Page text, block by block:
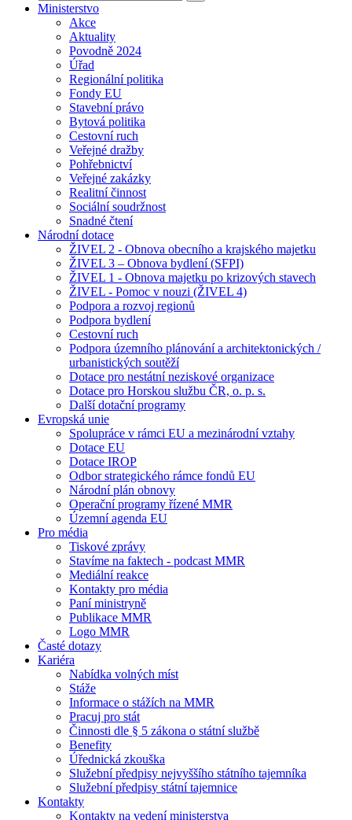
Ministerstvo
Akce
Aktuality
Povodně 2024
Úřad
Regionální politika
Fondy EU
Stavební právo
Bytová politika
Cestovní ruch
Veřejné dražby
Pohřebnictví
Veřejné zakázky
Realitní činnost
Sociální soudržnost
Snadné čtení
Národní dotace
ŽIVEL 2 - Obnova obecního a krajského majetku
ŽIVEL 3 – Obnova bydlení (SFPI)
ŽIVEL 1 - Obnova majetku po krizových stavech
ŽIVEL - Pomoc v nouzi (ŽIVEL 4)
Podpora a rozvoj regionů
Podpora bydlení
Cestovní ruch
Podpora územního plánování a architektonických /
urbanistických soutěží
Dotace pro nestátní neziskové organizace
Dotace pro Horskou službu ČR, o. p. s.
Další dotační programy
Evropská unie
Spolupráce v rámci EU a mezinárodní vztahy
Dotace EU
Dotace IROP
Odbor strategického rámce fondů EU
Národní plán obnovy
Operační programy řízené MMR
Územní agenda EU
Pro média
Tiskové zprávy
Stavíme na faktech - podcast MMR
Mediální reakce
Kontakty pro média
Paní ministryně
Publikace MMR
Logo MMR
Časté dotazy
Kariéra
Nabídka volných míst
Stáže
Informace o stážích na MMR
Pracuj pro stát
Činnosti dle § 5 zákona o státní službě
Benefity
Úřednická zkouška
Služební předpisy nejvyššího státního tajemníka
Služební předpisy státní tajemnice
Kontakty
Kontakty na vedení ministerstva